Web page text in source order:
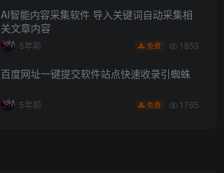
AI智能内容采集软件 导入关键词自动采集相
关文章内容
5年前 免费 1853
百度网址一键提交软件站点快速收录引蜘蛛
5年前 免费 1765